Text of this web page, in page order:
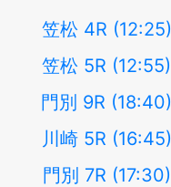
笠松 4R (12:25)
笠松 5R (12:55)
門別 9R (18:40)
川崎 5R (16:45)
門別 7R (17:30)